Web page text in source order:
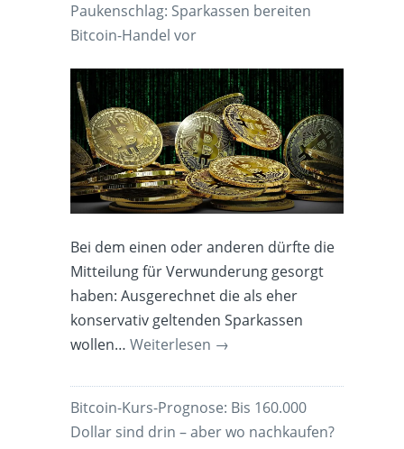
Paukenschlag: Sparkassen bereiten
Bitcoin-Handel vor
Bei dem einen oder anderen dürfte die
Mitteilung für Verwunderung gesorgt
haben: Ausgerechnet die als eher
konservativ geltenden Sparkassen
wollen…Weiterlesen →
Bitcoin-Kurs-Prognose: Bis 160.000
Dollar sind drin – aber wo nachkaufen?